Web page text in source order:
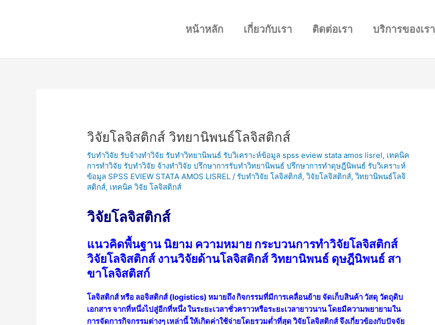
หน้าหลัก เกี่ยวกับเรา ติดต่อเรา บริการของเรา
วิจัยโลจิสติกส์ วิทยานิพนธ์โลจิสติกส์
รับทำวิจัย รับจ้างทำวิจัย รับทำวิทยานิพนธ์ รับวิเคราะห์ข้อมูล spss eview stata amos lisrel, เทคนิค
การทำวิจัย รับทำวิจัย จ้างทำวิจัย ปรึกษาการรับทำวิทยานิพนธ์ ปรึกษาการทำดุษฎีนิพนธ์ รับวิเคราะห์
ข้อมูล SPSS EVIEW STATA AMOS LISREL / รับทำวิจัย โลจิสติกส์,วิจัยโลจิสติกส์,วิทยานิพนธ์โลจิ
สติกส์, เทคนิค วิจัย โลจิสติกส์
วิจัยโลจิสติกส์
แนวคิดพื้นฐาน นิยาม ความหมาย กระบวนการทำวิจัยโลจิสติกส์
วิจัยโลจิสติกส์ งานวิจัยด้านโลจิสติกส์ วิทยานิพนธ์ ดุษฎีนิพนธ์ สา
ขาโลจิสติสก์
โลจิสติกส์ หรือ ลอจิสติกส์ (logistics) หมายถึง กิจกรรมที่มีการเคลื่อนย้าย จัดเก็บสินค้า วัสดุ วัตถุดิบ
เอกสาร จากที่หนึ่งไปสู่อีกที่หนึ่ง ในระยะเวลาชั่วคราวหรือระยะเวลายาวนาน โดยมีความพยายามใน
การจัดการกิจกรรมต่างๆ เหล่านี้ ให้เกิดค่าใช้จ่ายโดยรวมต่ำที่สุด วิจัยโลจิสติกส์ จึงเกี่ยวข้องกับปัจจัย